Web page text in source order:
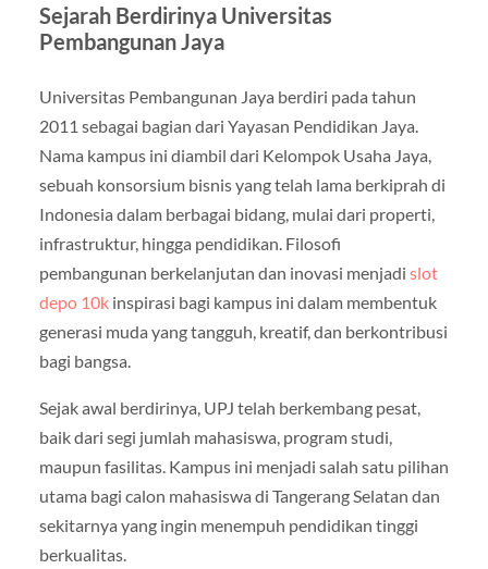
Sejarah Berdirinya Universitas
Pembangunan Jaya
Universitas Pembangunan Jaya berdiri pada tahun
2011 sebagai bagian dari Yayasan Pendidikan Jaya.
Nama kampus ini diambil dari Kelompok Usaha Jaya,
sebuah konsorsium bisnis yang telah lama berkiprah di
Indonesia dalam berbagai bidang, mulai dari properti,
infrastruktur, hingga pendidikan. Filosofi
pembangunan berkelanjutan dan inovasi menjadi slot
depo 10kinspirasi bagi kampus ini dalam membentuk
generasi muda yang tangguh, kreatif, dan berkontribusi
bagi bangsa.
Sejak awal berdirinya, UPJ telah berkembang pesat,
baik dari segi jumlah mahasiswa, program studi,
maupun fasilitas. Kampus ini menjadi salah satu pilihan
utama bagi calon mahasiswa di Tangerang Selatan dan
sekitarnya yang ingin menempuh pendidikan tinggi
berkualitas.